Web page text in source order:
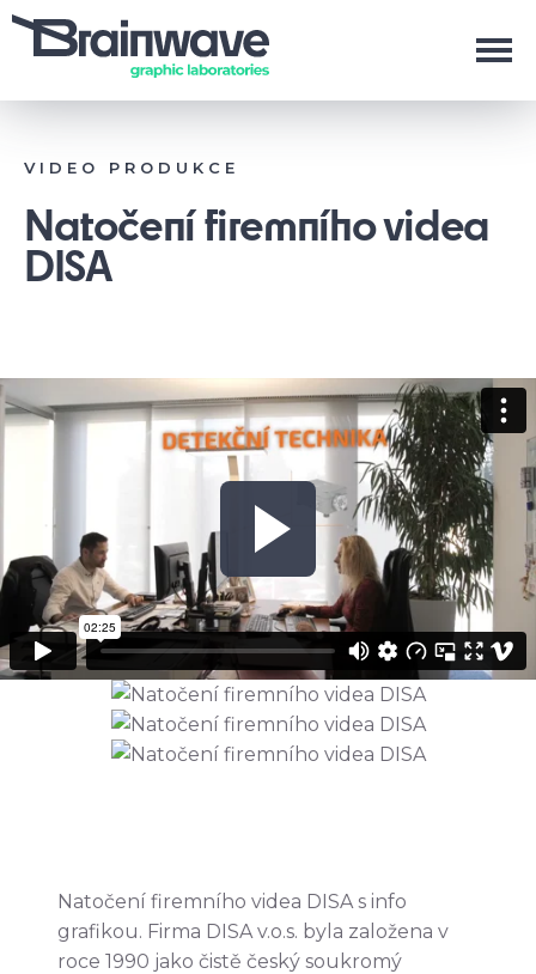
VIDEO PRODUKCE
Natočení firemního videa
DISA
Natočení firemního videa DISA s info
grafikou. Firma DISA v.o.s. byla založena v
roce 1990 jako čistě český soukromý